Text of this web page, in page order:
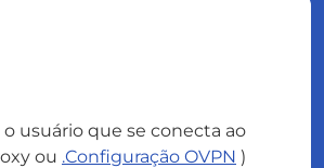
o usuário que se conecta ao
ou .Configuração OVPN )